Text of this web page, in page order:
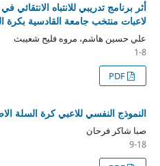
أثر برنامج تدريبي للانتباه
لاعبات منتخب جامعة القادسية بكرة
علي حسين هاشم، مروه فليح شعيبث
1-8
PDF
النموذج النفسي للاعبي كرة السلة
صبا شاكر فرحان
9-18